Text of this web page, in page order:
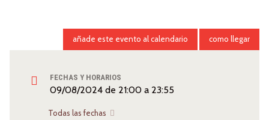
FECHAS Y HORARIOS
09/08/2024 de 21:00 a 23:55
Todas las fechas
añade este evento al calendario como llegar